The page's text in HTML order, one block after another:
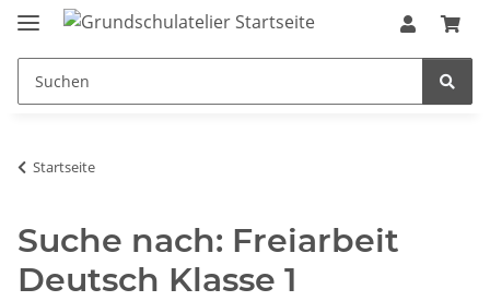
Startseite
Suche nach: Freiarbeit
Deutsch Klasse 1